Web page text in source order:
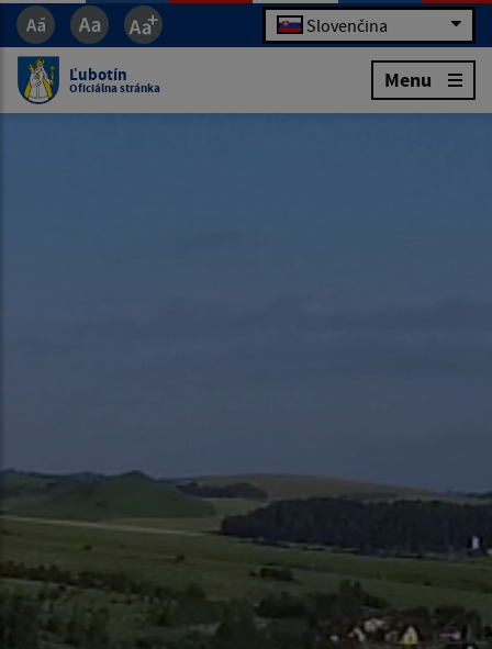
Slovenčina
Ľubotín
Oficiálna stránka Menu